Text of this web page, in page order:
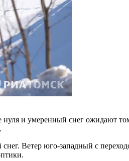
нуля и умеренный снег ожидают
Ветер юго-западный с